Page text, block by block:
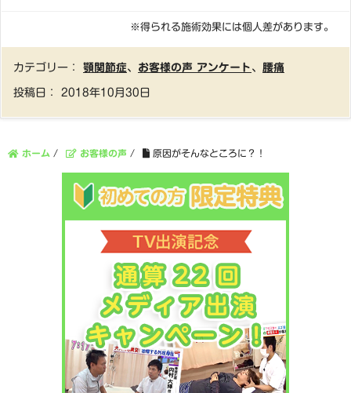
※得られる施術効果には個人差があります。
カテゴリー： 顎関節症、 お客様の声 アンケート 、 腰痛
投稿日： 2018年10月30日
ホーム / お客様の声 / 原因がそんなところに？！